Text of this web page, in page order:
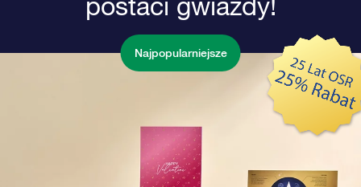
postaci gwiazdy!
Najpopularniejsze